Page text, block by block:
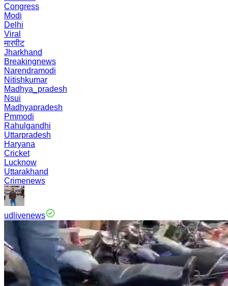
Congress
Modi
Delhi
Viral
मारपीट
Jharkhand
Breakingnews
Narendramodi
Nitishkumar
Madhya_pradesh
Nsui
Madhyapradesh
Pmmodi
Rahulgandhi
Uttarpradesh
Haryana
Cricket
Lucknow
Uttarakhand
Crimenews
udlivenews